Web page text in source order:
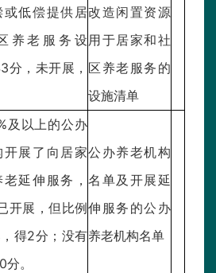
或低偿提供居
养老服务设
分，未开展，
改造闲置资源
用于居家和社
区养老服务的
设施清单
及以上的公办
开展了向居家
延伸服务，
开展，但比例
得2分；没有
。
公办养老机构
名单及开展延
伸服务的公办
养老机构名单